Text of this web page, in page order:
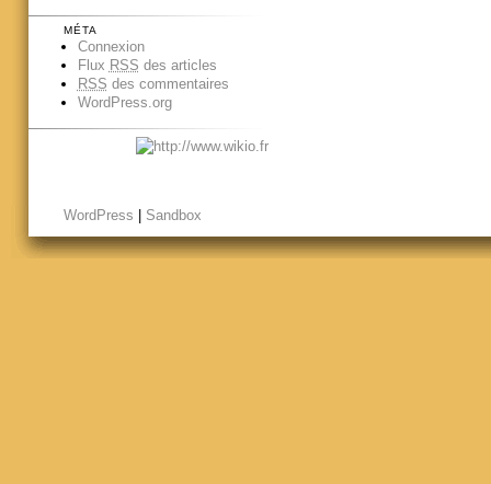
MÉTA
Connexion
Flux RSS des articles
RSS des commentaires
WordPress.org
WordPress Sandbox